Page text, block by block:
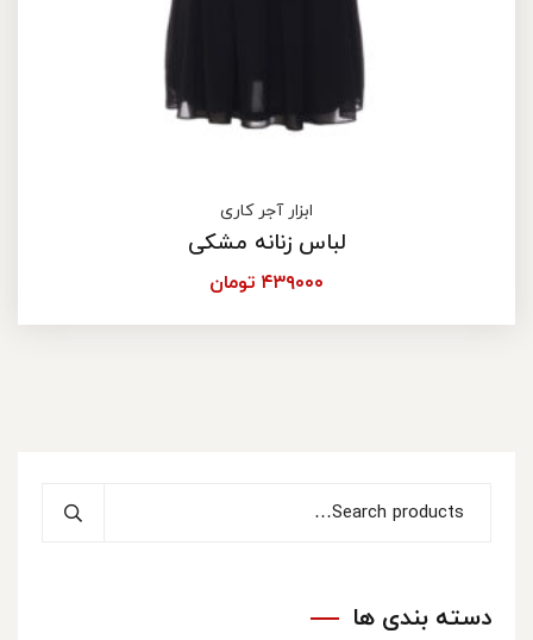
ابزار آجر کاری
لباس زنانه مشکی
۴۳۹۰۰۰ تومان
دسته بندی ها